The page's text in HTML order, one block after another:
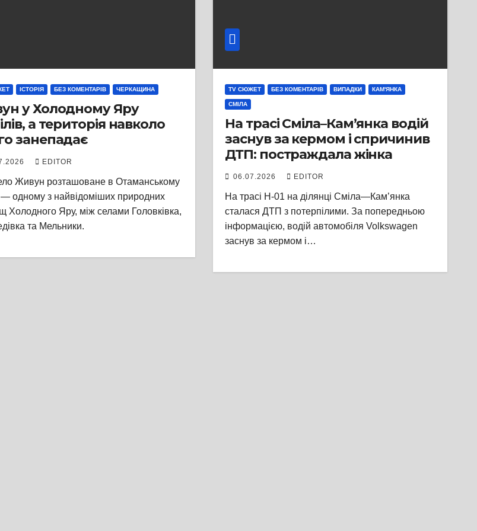
ІСТОРІЯ БЕЗ КОМЕНТАРІВ ЧЕРКАЩИНА
у Холодному Яру
а територія навколо
занепадає
EDITOR
Живун розташоване в Отаманському
— одному з найвідоміших природних
Холодного Яру, між селами Головківка,
та Мельники.
TV СЮЖЕТ БЕЗ КОМЕНТАРІВ ВИПАДКИ КАМ'ЯНКА
СМІЛА
На трасі Сміла–Кам’янка водій
заснув за кермом і спричинив
ДТП: постраждала жінка
06.07.2026 EDITOR
На трасі Н-01 на ділянці Сміла—Кам’янка
сталася ДТП з потерпілими. За попередньою
інформацією, водій автомобіля Volkswagen
заснув за кермом і…